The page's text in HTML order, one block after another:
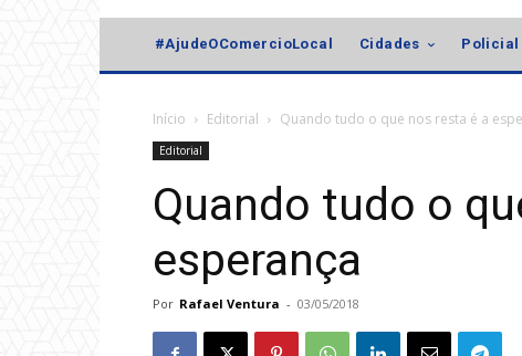
#AjudeOComercioLocal Cidades Policial
Início Editorial Quando tudo o que nos resta é a
Editorial
Quando tudo o
esperança
Por Rafael Ventura - 03/05/2018